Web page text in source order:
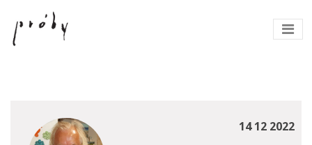
14 12 2022